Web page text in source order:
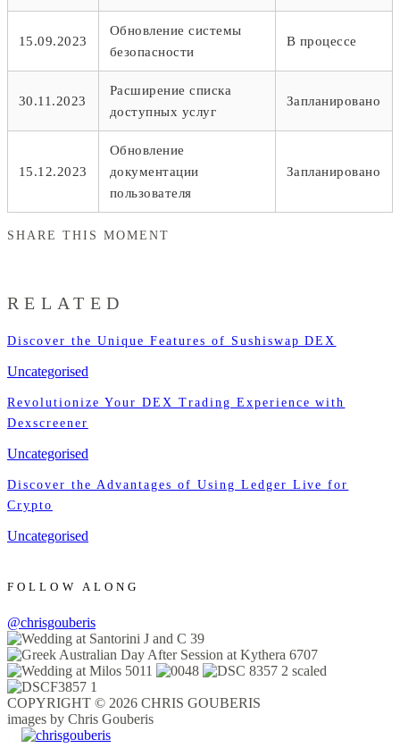
15.09.2023
Обновление системы
безопасности
В процессе
30.11.2023
Расширение списка
доступных услуг
Запланировано
15.12.2023
Обновление
документации
пользователя
Запланировано
SHARE THIS MOMENT
RELATED
Discover the Unique Features of Sushiswap DEX
Uncategorised
Revolutionize Your DEX Trading Experience with
Dexscreener
Uncategorised
Discover the Advantages of Using Ledger Live for
Crypto
Uncategorised
FOLLOW ALONG
@chrisgouberis
COPYRIGHT © 2026 CHRIS GOUBERIS
images by Chris Gouberis